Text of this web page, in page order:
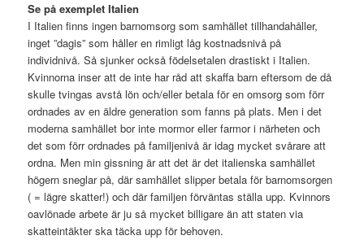
Se på exemplet Italien
I Italien finns ingen barnomsorg som samhället tillhandahåller,
inget ”dagis” som håller en rimligt låg kostnadsnivå på
individnivå. Så sjunker också födelsetalen drastiskt i Italien.
Kvinnorna inser att de inte har råd att skaffa barn eftersom de då
skulle tvingas avstå lön och/eller betala för en omsorg som förr
ordnades av en äldre generation som fanns på plats. Men i det
moderna samhället bor inte mormor eller farmor i närheten och
det som förr ordnades på familjenivå är idag mycket svårare att
ordna. Men min gissning är att det är det italienska samhället
högern sneglar på, där samhället slipper betala för barnomsorgen
( = lägre skatter!) och där familjen förväntas ställa upp. Kvinnors
oavlönade arbete är ju så mycket billigare än att staten via
skatteintäkter ska täcka upp för behoven.